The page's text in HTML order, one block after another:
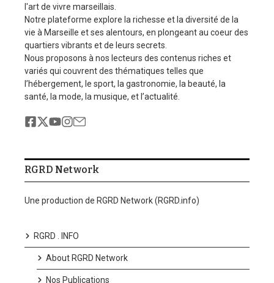
l'art de vivre marseillais.
Notre plateforme explore la richesse et la diversité de la
vie à Marseille et ses alentours, en plongeant au coeur des
quartiers vibrants et de leurs secrets.
Nous proposons à nos lecteurs des contenus riches et
variés qui couvrent des thématiques telles que
l’hébergement, le sport, la gastronomie, la beauté, la
santé, la mode, la musique, et l’actualité.
RGRD Network
Une production de RGRD Network (RGRD.info)
RGRD . INFO
About RGRD Network
Nos Publications